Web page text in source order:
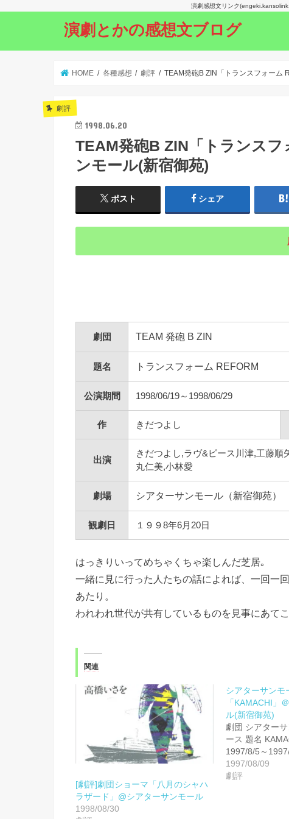
演劇感想文リンク
演劇とかの感想文ブログ
HOME 各種感想 劇評 TEAM発砲B ZIN「トランスフォーム
劇評
1998.06.20
TEAM発砲B ZIN「トランス
ンモール(新宿御苑)
ポスト シェア
劇団 TEAM 発砲 B ZIN
題名 トランスフォーム REFORM
公演期間 1998/06/19～1998/06/29
作 きだつよし
出演
きだつよし,ラヴ&ピース川津,工藤
丸仁美,小林愛
劇場 シアターサンモール（新宿御苑）
観劇日 １９９8年6月20日
はっきりいってめちゃくちゃ楽しんだ芝居｡
一緒に見に行った人たちの話によれば、一回一
あたり。
われわれ世代が共有しているものを見事にあて
関連
[劇評]劇団ショーマ「八月のシャハ
ラザード」@シアターサンモール
1998/08/30
シアターサンモ
「KAMACHI」
ル(新宿御苑)
劇団 シアター
ース 題名
1997/8/5～
1997/08/09
劇評